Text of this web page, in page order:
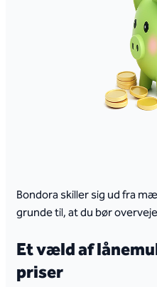
Bondora skiller sig ud fra
grunde til, at du bør
Et væld af
priser